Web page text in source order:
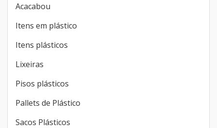
Acacabou
Itens em plástico
Itens plásticos
Lixeiras
Pisos plásticos
Pallets de Plástico
Sacos Plásticos